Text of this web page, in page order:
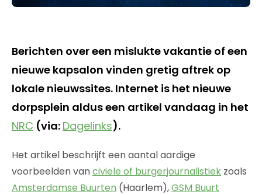
Berichten over een mislukte vakantie of een
nieuwe kapsalon vinden gretig aftrek op
lokale nieuwssites. Internet is het nieuwe
dorpsplein aldus een artikel vandaag in het
NRC (via: Dagelinks).
Het artikel beschrijft een aantal aardige
voorbeelden vanciviele of burgerjournalistiek zoals
Amsterdamse Buurten (Haarlem),GSM Buurt